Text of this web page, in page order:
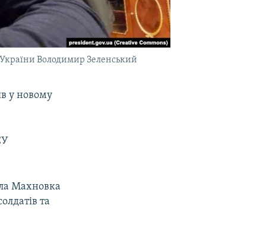
України Володимир Зеленський
у новому
Махновка
та